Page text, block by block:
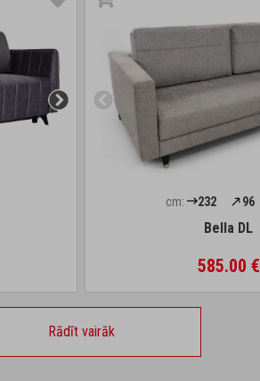
cm: 232 96
Bella DL
585.00 €
Rādīt vairāk